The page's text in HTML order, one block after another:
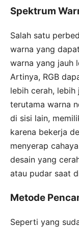
Spektrum
Salah satu
warna yang
warna yang jauh
Artinya, RGB
lebih cerah, lebih
terutama warna
di sisi lain,
karena bekerja
menyerap
desain yang
atau pudar saat
Metode
Seperti yang